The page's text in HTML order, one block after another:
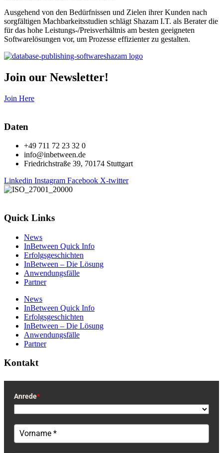
Ausgehend von den Bedürfnissen und Zielen ihrer Kunden nach
sorgfältigen Machbarkeitsstudien schlägt Shazam I.T. als Berater die
für das hohe Leistungs-/Preisverhältnis am besten geeigneten
Softwarelösungen vor, um Prozesse effizienter zu gestalten.
Join our Newsletter!
Join Here
Daten
+49 711 72 23 32 0
info@inbetween.de
Friedrichstraße 39, 70174 Stuttgart
Linkedin Instagram Facebook X-twitter
Quick Links
News
InBetween Quick Info
Erfolgsgeschichten
InBetween – Die Lösung
Anwendungsfälle
Partner
News
InBetween Quick Info
Erfolgsgeschichten
InBetween – Die Lösung
Anwendungsfälle
Partner
Kontakt
Anrede*